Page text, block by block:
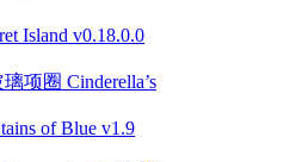
Island v0.18.0.0
项圈 Cinderella’s
of Blue v1.9